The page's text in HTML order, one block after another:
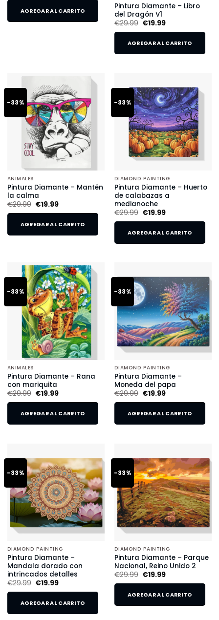
AGREGAR AL CARRITO
Pintura Diamante – Libro
del Dragón V1
€29.99 €19.99
AGREGAR AL CARRITO
-33%
ANIMALES
Pintura Diamante – Mantén
la calma
€29.99 €19.99
AGREGAR AL CARRITO
-33%
DIAMOND PAINTING
Pintura Diamante – Huerto
de calabazas a
medianoche
€29.99 €19.99
AGREGAR AL CARRITO
-33%
ANIMALES
Pintura Diamante – Rana
con mariquita
€29.99 €19.99
AGREGAR AL CARRITO
-33%
DIAMOND PAINTING
Pintura Diamante –
Moneda del papa
€29.99 €19.99
AGREGAR AL CARRITO
-33%
DIAMOND PAINTING
Pintura Diamante –
Mandala dorado con
intrincados detalles
€29.99 €19.99
AGREGAR AL CARRITO
-33%
DIAMOND PAINTING
Pintura Diamante – Parque
Nacional, Reino Unido 2
€29.99 €19.99
AGREGAR AL CARRITO